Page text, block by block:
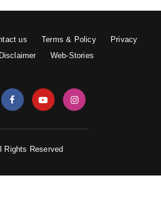
us Terms & Policy
Privacy
Disclaimer Web-Stories
Rights Reserved